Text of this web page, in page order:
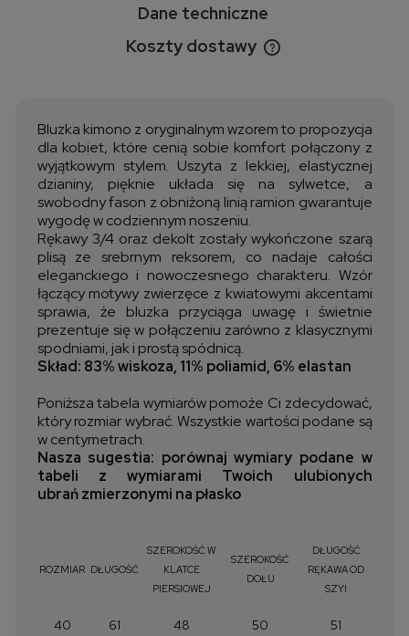
Dane techniczne
Koszty dostawy
Cena nie zawiera ewentualnych kosztów płatności
Bluzka kimono z oryginalnym wzorem to propozycja
dla kobiet, które cenią sobie komfort połączony z
wyjątkowym stylem. Uszyta z lekkiej, elastycznej
dzianiny, pięknie układa się na sylwetce, a
swobodny fason z obniżoną linią ramion gwarantuje
wygodę w codziennym noszeniu.
Rękawy 3/4 oraz dekolt zostały wykończone szarą
plisą ze srebrnym reksorem, co nadaje całości
eleganckiego i nowoczesnego charakteru. Wzór
łączący motywy zwierzęce z kwiatowymi akcentami
sprawia, że bluzka przyciąga uwagę i świetnie
prezentuje się w połączeniu zarówno z klasycznymi
spodniami, jak i prostą spódnicą.
Skład: 83% wiskoza, 11% poliamid, 6% elastan
Poniższa tabela wymiarów pomoże Ci zdecydować,
który rozmiar wybrać. Wszystkie wartości podane są
w centymetrach.
Nasza sugestia: porównaj wymiary podane w
tabeli z wymiarami Twoich ulubionych
ubrań zmierzonymi na płasko
ROZMIAR DŁUGOŚĆ
SZEROKOŚĆ W
KLATCE
PIERSIOWEJ
SZEROKOŚĆ
DOŁU
DŁUGOŚĆ
RĘKAWA OD
SZYI
40 61 48 50
51